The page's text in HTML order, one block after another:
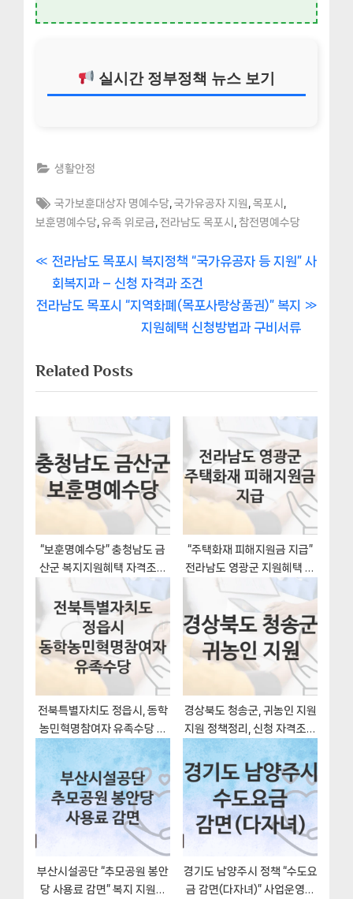
실시간 정부정책 뉴스 보기
생활안정
Tags:
국가보훈대상자 명예수당 ,국가유공자 지원 ,목포시
보훈명예수당 유족 위로금 전라남도 목포시 참전명예수당
글
내
게
이
P
r
e
o
u
o
s
전라남도 목포시 복지정책 “국가유공자 등 지원” 사
회복지과 – 신청 자격과 조건
N
t
P
o
t
전라남도 목포시 “지역화폐(목포사랑상품권)” 복지
지원혜택 신청방법과 구비서류
Related Posts
“보훈명예수당” 충청남도 금
산군 복지지원혜택 자격조건
과 구비서류
“주택화재 피해지원금 지급”
전라남도 영광군 지원혜택 신
청방법과 구비서류
전북특별자치도 정읍시, 동학
농민혁명참여자 유족수당 지
원 정책, 신청 구비서류와 일정
경상북도 청송군, 귀농인 지원
지원 정책정리, 신청 자격조건
과 구비서류
부산시설공단 “추모공원 봉안
당 사용료 감면” 복지 지원혜
경기도 남양주시 정책 “수도요
금 감면(다자녀)” 사업운영과